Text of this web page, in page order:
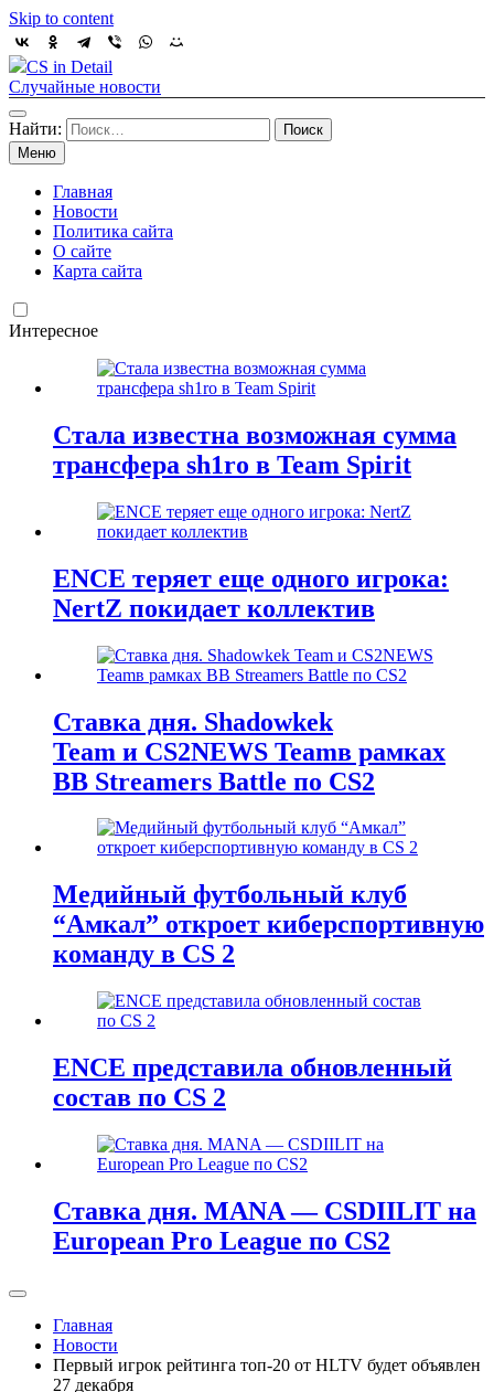
Skip to content
CS in Detail
Случайные новости
Найти:
Меню
Главная
Новости
Политика сайта
О сайте
Карта сайта
Интересное
Стала известна возможная сумма
трансфера sh1ro в Team Spirit
ENCE теряет еще одного игрока:
NertZ покидает коллектив
Ставка дня. Shadowkek
Team и CS2NEWS Teamв рамках
BB Streamers Battle по CS2
Медийный футбольный клуб
“Амкал” откроет киберспортивную
команду в CS 2
ENCE представила обновленный
состав по CS 2
Ставка дня. MANA — CSDIILIT на
European Pro League по CS2
Главная
Новости
Первый игрок рейтинга топ-20 от HLTV будет объявлен
27 декабря